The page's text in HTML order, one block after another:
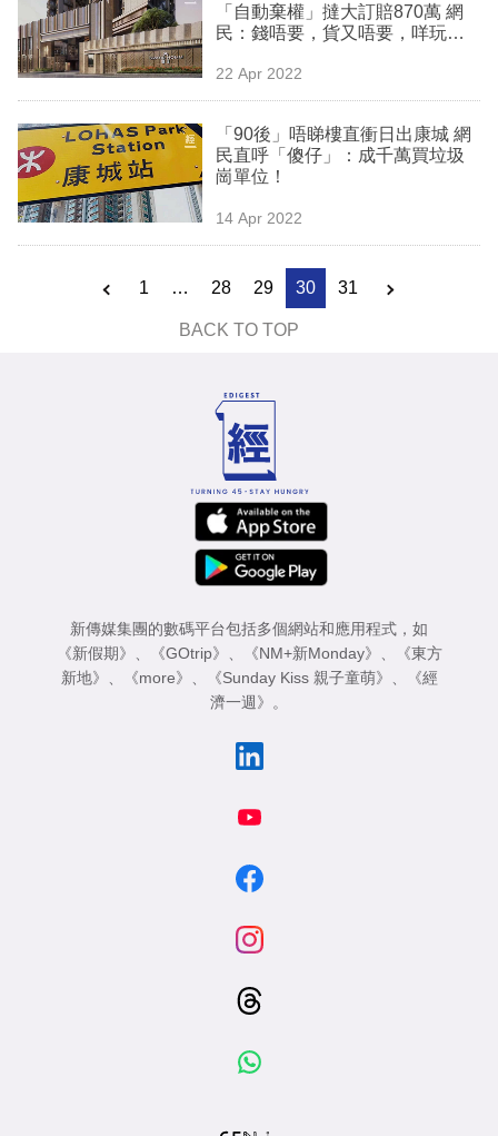
「自動棄權」撻大訂賠870萬 網
民：錢唔要，貨又唔要，咩玩
22 Apr 2022
「90後」唔睇樓直衝日出康城 網
民直呼「傻仔」：成千萬買垃圾
崗單位！
14 Apr 2022
1 … 28 29 30 31
BACK TO TOP
新傳媒集團的數碼平台包括多個網站和應用程式，如
《新假期》 、 《GOtrip》 、 《NM+新Monday》 、
《東方
新地》 、 《more》 、 《Sunday Kiss 親子童萌》 、
《經
濟一週》 。